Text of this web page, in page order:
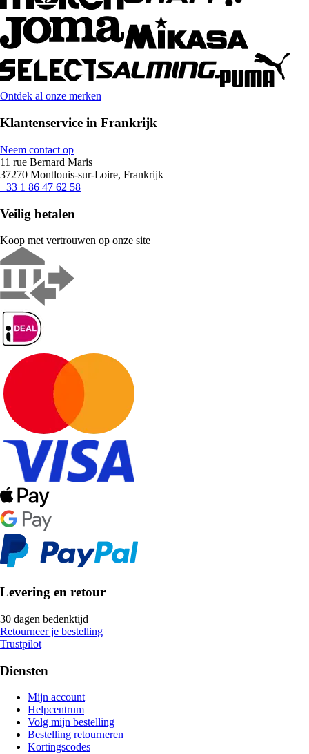
Ontdek al onze merken
Klantenservice in Frankrijk
Neem contact op
11 rue Bernard Maris
37270 Montlouis-sur-Loire, Frankrijk
+33 1 86 47 62 58
Veilig betalen
Koop met vertrouwen op onze site
Levering en retour
30 dagen bedenktijd
Retourneer je bestelling
Trustpilot
Diensten
Mijn account
Helpcentrum
Volg mijn bestelling
Bestelling retourneren
Kortingscodes